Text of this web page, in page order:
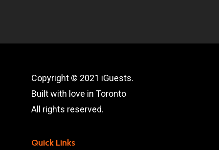
Copyright © 2021 iGuests.
Built with love in Toronto
All rights reserved.
Quick Links